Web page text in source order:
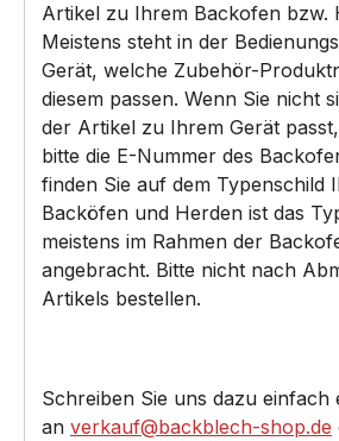
Artikel zu Ihrem Backofen bzw.
Meistens steht in der
Gerät, welche Zubehör-
diesem passen. Wenn Sie nicht
der Artikel zu Ihrem Gerät
bitte die E-Nummer des
finden Sie auf dem Typenschild
Backöfen und Herden ist das
meistens im Rahmen der
angebracht. Bitte nicht nach
Artikels bestellen.
Schreiben Sie uns dazu einfach
an verkauf@backblech-shop.de